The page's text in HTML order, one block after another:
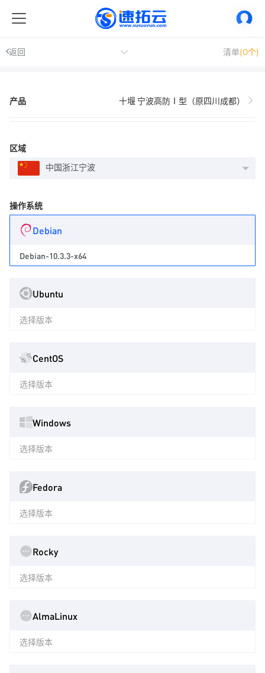
返回 清单(0个)
产品 十堰 宁波高防Ⅰ型（原四川成都）
区域
中国浙江宁波
操作系统
Debian
Debian-10.3.3-x64
Ubuntu
选择版本
CentOS
选择版本
Windows
选择版本
Fedora
选择版本
Rocky
选择版本
AlmaLinux
选择版本